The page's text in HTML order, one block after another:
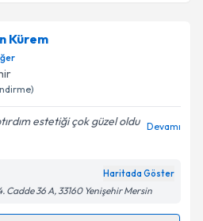
için randevu takvimi talebi
randevu almanız için bir
e-posta ile bilgilendireceğiz.
işlenmesine ilişkin
Aydınlatma
ve kişisel verilerimin belirtilen
kabul ediyorum.
Kürem
estetiği çok güzel oldu Devamı
Haritada Göster
36 A, 33160 Yenişehir Mersin